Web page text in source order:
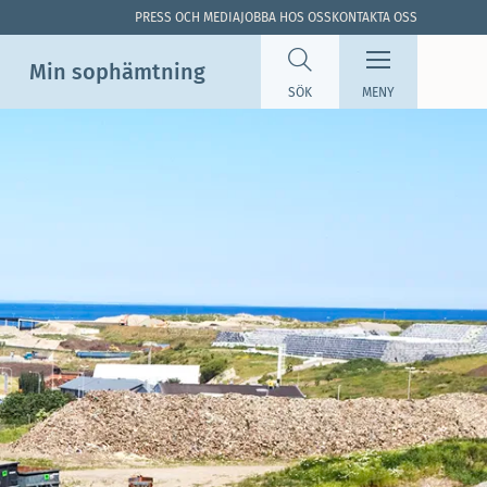
Min sop­hämtning
SÖK MENY
PRESS OCH MEDIA JOBBA HOS OSS KONTAKTA OSS